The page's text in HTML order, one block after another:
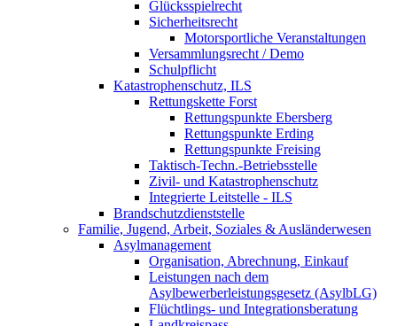
Glücksspielrecht
Sicherheitsrecht
Motorsportliche Veranstaltungen
Versammlungsrecht / Demo
Schulpflicht
Katastrophenschutz, ILS
Rettungskette Forst
Rettungspunkte Ebersberg
Rettungspunkte Erding
Rettungspunkte Freising
Taktisch-Techn.-Betriebsstelle
Zivil- und Katastrophenschutz
Integrierte Leitstelle - ILS
Brandschutzdienststelle
Familie, Jugend, Arbeit, Soziales & Ausländerwesen
Asylmanagement
Organisation, Abrechnung, Einkauf
Leistungen nach dem
Asylbewerberleistungsgesetz (AsylbLG)
Flüchtlings- und Integrationsberatung